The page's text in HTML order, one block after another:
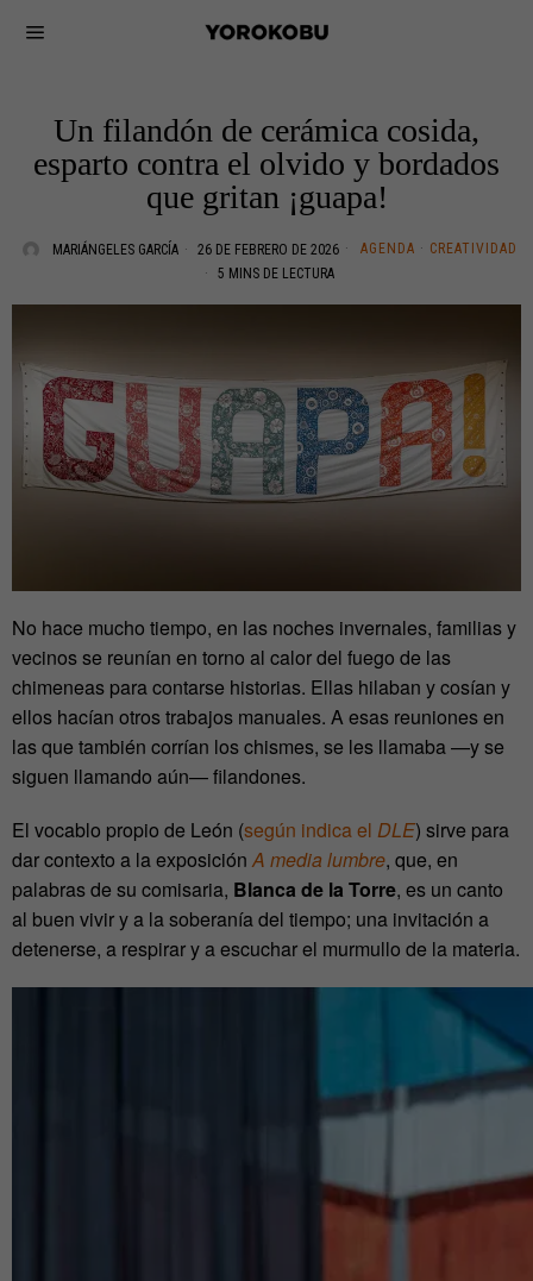
Un filandón de cerámica cosida,
esparto contra el olvido y bordados
que gritan ¡guapa!
MARIÁNGELES GARCÍA 26 DE FEBRERO DE 2026 AGENDA · CREATIVIDAD
5 MINS DE LECTURA
No hace mucho tiempo, en las noches invernales, familias y
vecinos se reunían en torno al calor del fuego de las
chimeneas para contarse historias. Ellas hilaban y cosían y
ellos hacían otros trabajos manuales. A esas reuniones en
las que también corrían los chismes, se les llamaba —y se
siguen llamando aún— filandones.
El vocablo propio de León (según indica el DLE) sirve para
dar contexto a la exposiciónA media lumbre, que, en
palabras de su comisaria, Blanca de la Torre, es un canto
al buen vivir y a la soberanía del tiempo; una invitación a
detenerse, a respirar y a escuchar el murmullo de la materia.